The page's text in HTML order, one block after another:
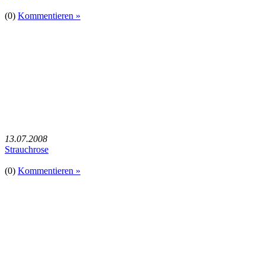
(0) Kommentieren »
13.07.2008
Strauchrose
(0) Kommentieren »